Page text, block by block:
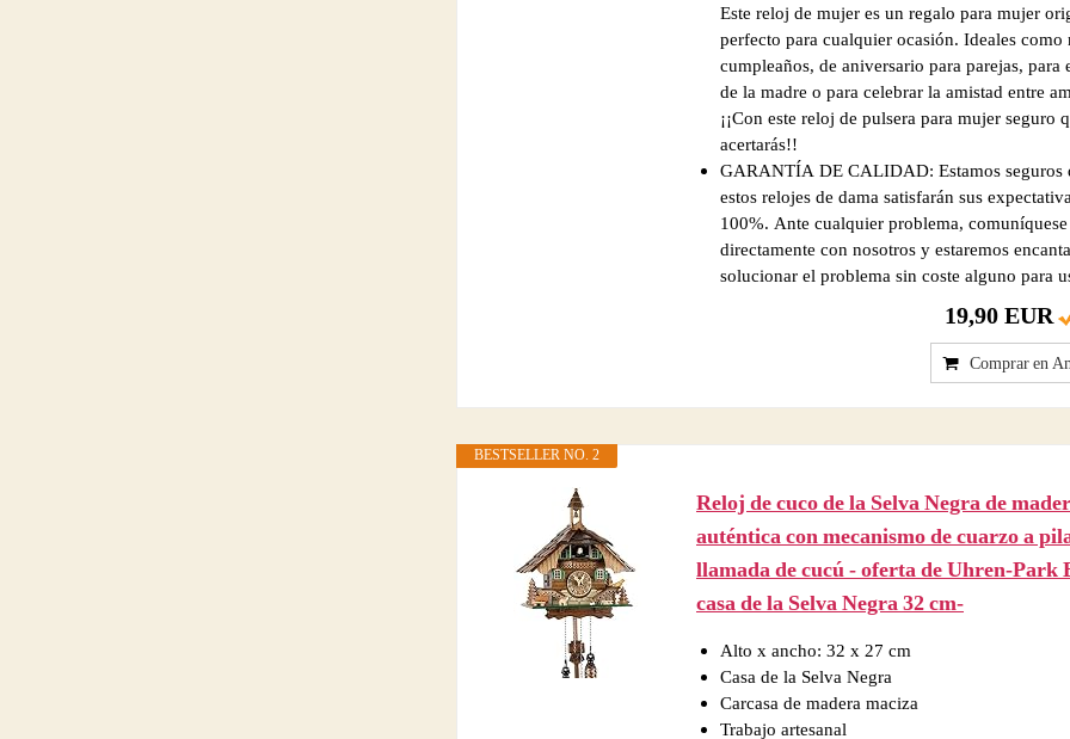
Este reloj de mujer es un regalo para mujer
perfecto para cualquier ocasión. Ideales como
cumpleaños, de aniversario para parejas, para
de la madre o para celebrar la amistad entre
¡¡Con este reloj de pulsera para mujer seguro
acertarás!!
GARANTÍA DE CALIDAD: Estamos seguros
estos relojes de dama satisfarán sus
100%. Ante cualquier problema, comuníquese
directamente con nosotros y estaremos
solucionar el problema sin coste alguno para
19,90 EUR
Comprar en
BESTSELLER NO. 2
Reloj de cuco de la Selva Negra de
auténtica con mecanismo de cuarzo a
llamada de cucú - oferta de Uhren-Park
casa de la Selva Negra 32 cm-
Alto x ancho: 32 x 27 cm
Casa de la Selva Negra
Carcasa de madera maciza
Trabajo artesanal